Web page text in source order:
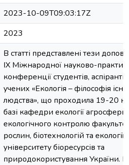
2023-10-09T09:03:17Z
2023
В статті представлені тези
ІХ Міжнародної науково-
конференції студентів,
учених «Екологія – філософія
людства», що проходила 19-20
базі кафедри екології агросфери
екологічного контролю
рослин, біотехнологій та
університету біоресурсів та
природокористування України.